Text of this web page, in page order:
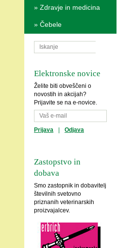
» Zdravje in medicina
» Čebele
Elektronske novice
Želite biti obveščeni o
novostih in akcijah?
Prijavite se na e-novice.
Prijava Odjava
Zastopstvo in
dobava
Smo zastopnik in dobavitelj
številnih svetovno
priznanih veterinarskih
proizvajalcev.